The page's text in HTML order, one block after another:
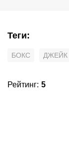
Теги:
БОКС ДЖЕЙК
Рейтинг: 5